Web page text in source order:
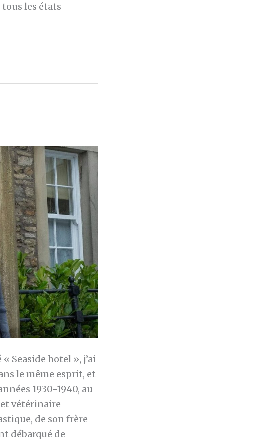
les états
Seaside hotel », j’ai
le même esprit, et
1930-1940, au
vétérinaire
de son frère
débarqué de